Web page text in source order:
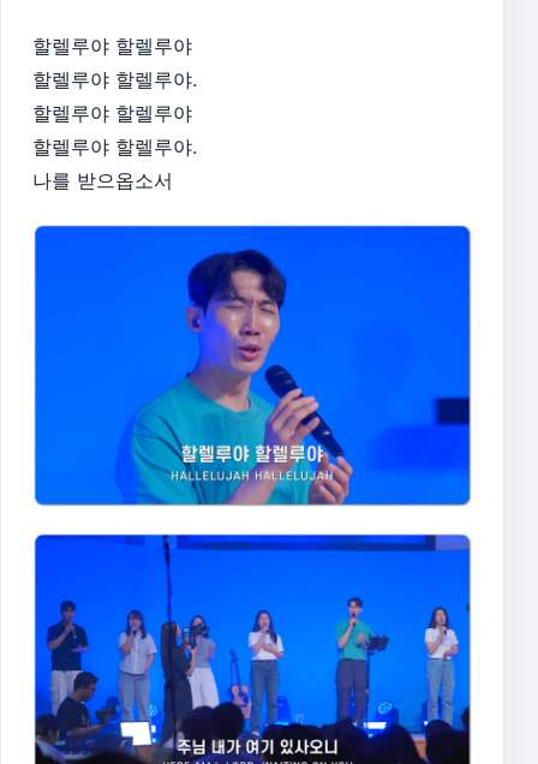
할렐루야 할렐루야
할렐루야 할렐루야.
할렐루야 할렐루야
할렐루야 할렐루야.
나를 받으옵소서